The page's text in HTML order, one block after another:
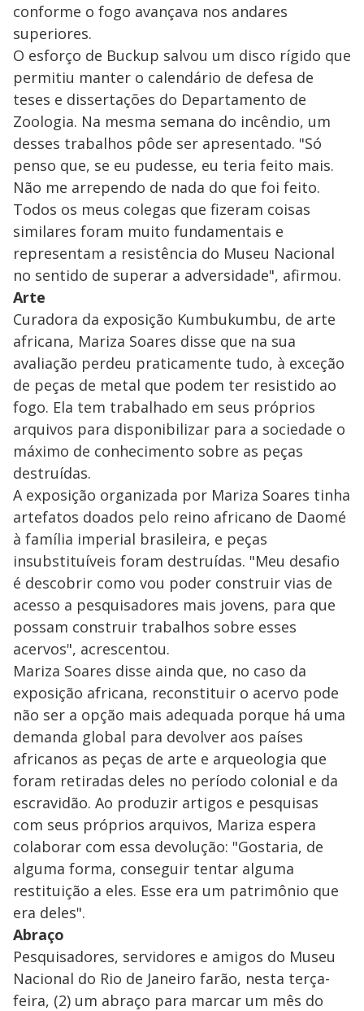
conforme o fogo avançava nos andares
superiores.
O esforço de Buckup salvou um disco rígido que
permitiu manter o calendário de defesa de
teses e dissertações do Departamento de
Zoologia. Na mesma semana do incêndio, um
desses trabalhos pôde ser apresentado. "Só
penso que, se eu pudesse, eu teria feito mais.
Não me arrependo de nada do que foi feito.
Todos os meus colegas que fizeram coisas
similares foram muito fundamentais e
representam a resistência do Museu Nacional
no sentido de superar a adversidade", afirmou.
Arte
Curadora da exposição Kumbukumbu, de arte
africana, Mariza Soares disse que na sua
avaliação perdeu praticamente tudo, à exceção
de peças de metal que podem ter resistido ao
fogo. Ela tem trabalhado em seus próprios
arquivos para disponibilizar para a sociedade o
máximo de conhecimento sobre as peças
destruídas.
A exposição organizada por Mariza Soares tinha
artefatos doados pelo reino africano de Daomé
à família imperial brasileira, e peças
insubstituíveis foram destruídas. "Meu desafio
é descobrir como vou poder construir vias de
acesso a pesquisadores mais jovens, para que
possam construir trabalhos sobre esses
acervos", acrescentou.
Mariza Soares disse ainda que, no caso da
exposição africana, reconstituir o acervo pode
não ser a opção mais adequada porque há uma
demanda global para devolver aos países
africanos as peças de arte e arqueologia que
foram retiradas deles no período colonial e da
escravidão. Ao produzir artigos e pesquisas
com seus próprios arquivos, Mariza espera
colaborar com essa devolução: "Gostaria, de
alguma forma, conseguir tentar alguma
restituição a eles. Esse era um patrimônio que
era deles".
Abraço
Pesquisadores, servidores e amigos do Museu
Nacional do Rio de Janeiro farão, nesta terça-
feira, (2) um abraço para marcar um mês do